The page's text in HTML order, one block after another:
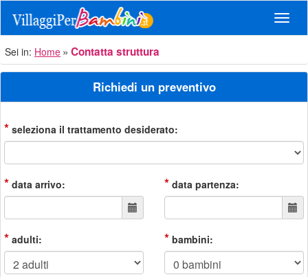
Sei in: Home Contatta struttura
Richiedi un preventivo
* seleziona il trattamento desiderato:
* data arrivo: * data partenza:
* adulti: * bambini: